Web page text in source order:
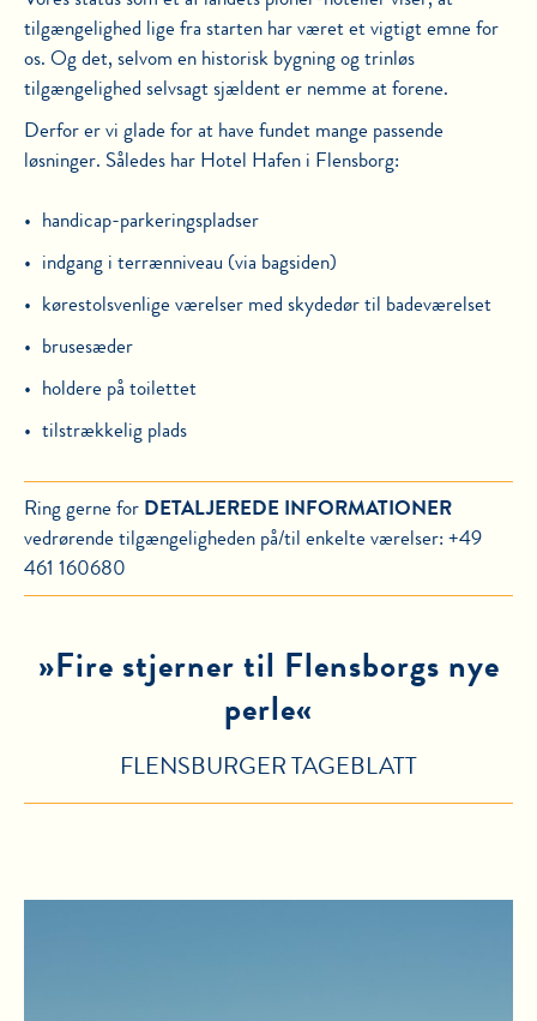
tilgængelighed lige fra starten har været et vigtigt emne for
os. Og det, selvom en historisk bygning og trinløs
tilgængelighed selvsagt sjældent er nemme at forene.
Derfor er vi glade for at have fundet mange passende
løsninger. Således har Hotel Hafen i Flensborg:
handicap-parkeringspladser
indgang i terrænniveau (via bagsiden)
kørestolsvenlige værelser med skydedør til badeværelset
brusesæder
holdere på toilettet
tilstrækkelig plads
Ring gerne for DETALJEREDE INFORMATIONER
vedrørende tilgængeligheden på/til enkelte værelser: +49
461 160680
»Fire stjerner til Flensborgs nye
perle«
FLENSBURGER TAGEBLATT